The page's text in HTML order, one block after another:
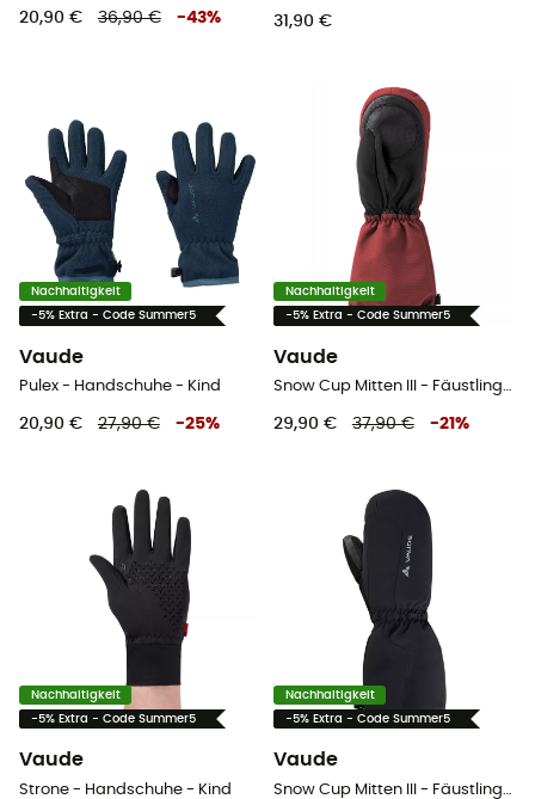
20,90 € 36,90 € -43% 31,90 €
Nachhaltigkeit
-5% Extra - Code Summer5
Vaude
Pulex - Handschuhe - Kind
20,90 € 27,90 € -25%
Nachhaltigkeit
-5% Extra - Code Summer5
Vaude
Snow Cup Mitten III - Fäustlinge - Kind
29,90 € 37,90 € -21 %
Nachhaltigkeit
-5% Extra - Code Summer5
Vaude
Strone - Handschuhe - Kind
Nachhaltigkeit
-5% Extra - Code Summer5
Vaude
Snow Cup Mitten III - Fäustlinge - Kind